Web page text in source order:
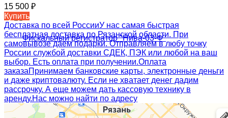
15 500 ₽
Купить
Доставка по всей РоссииУ нас самая быстрая
бесплатная доставка по Рязанской области. При
самовывозе даем подарки. Отправляем в любу точку
России службой доставки СДЕК, ПЭК или любой на ваш
выбор. Есть оплата при получении.Оплата
заказаПринимаем банковские карты, электронные деньги
и даже криптовалюту. Если не хватает денег дадим
рассрочку. А еще можем дать кассовую технику в
аренду.Нас можно найти по адресу